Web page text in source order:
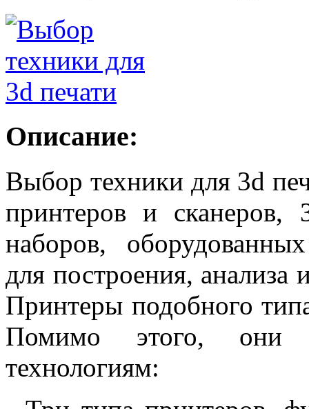
Описание:
Выбор техники для 3d
принтеров и сканеров,
наборов,
для построения,
Принтеры подобного
Помимо этого, они
технологиям: